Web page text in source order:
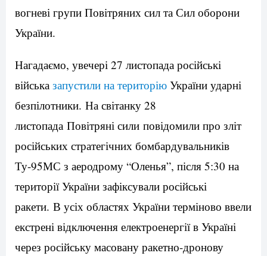
вогневі групи Повітряних сил та Сил оборони
України.
Нагадаємо, увечері 27 листопада російські
війська запустили на територію України ударні
безпілотники. На світанку 28
листопада Повітряні сили повідомили про зліт
російських стратегічних бомбардувальників
Ту-95МС з аеродрому “Оленья”, після 5:30 на
території України зафіксували російські
ракети. В усіх областях України терміново ввели
екстрені відключення електроенергії в Україні
через російську масовану ракетно-дронову